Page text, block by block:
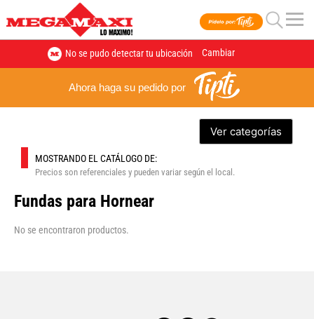
No se pudo detectar tu ubicación Cambiar
Ahora haga su pedido por
Ver categorías
MOSTRANDO EL CATÁLOGO DE:
Precios son referenciales y pueden variar según el local.
Fundas para Hornear
No se encontraron productos.